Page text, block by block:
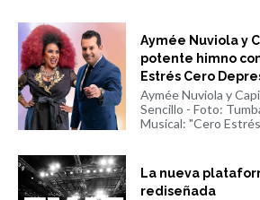
Aymée Nuviola y
potente himno
Estrés Cero
Aymée Nuviola y
Sencillo - Foto:
Musical: "Cero
La nueva
rediseñada